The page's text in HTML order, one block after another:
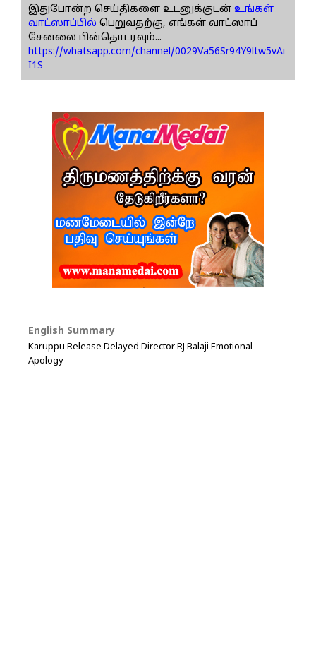
இதுபோன்ற செய்திகளை உடனுக்குடன் உங்கள்
வாட்ஸாப்பில் பெறுவதற்கு, எங்கள் வாட்ஸாப்
சேனலை பின்தொடரவும்...
https://whatsapp.com/channel/0029Va56Sr94Y9ltw5vAi
I1S
English Summary
Karuppu Release Delayed Director RJ Balaji Emotional
Apology